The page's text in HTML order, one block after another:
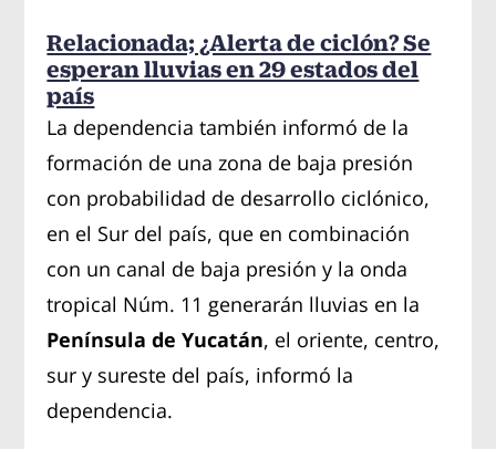
Relacionada; ¿Alerta de ciclón? Se
esperan lluvias en 29 estados del
país
La dependencia también informó de la
formación de una zona de baja presión
con probabilidad de desarrollo ciclónico,
en el Sur del país, que en combinación
con un canal de baja presión y la onda
tropical Núm. 11 generarán lluvias en la
Península de Yucatán, el oriente, centro,
sur y sureste del país, informó la
dependencia.